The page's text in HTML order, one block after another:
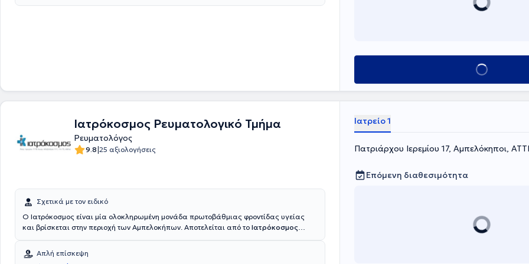
Κλείσε ραντεβού
Ιατρόκοσμος Ρευματολογικό Τμήμα
Ρευματολόγος
9.8|25 αξιολογήσεις
Σχετικά με τον ειδικό
Ο Ιατρόκοσμος είναι μία ολοκληρωμένη μονάδα πρωτοβάθμιας φροντίδας υγείας
και βρίσκεται στην περιοχή των Αμπελοκήπων. Αποτελείται από το Ιατρόκοσμος
επιστημονικό προσωπικό και εξοπλισμένο με σύγχρονης τεχνολογίας ιατρικά
μηχανήματα. Σκοπός του κέντρου είναι να καταφέρει να δώσει τη λύση που ο κάθε
Απλή επίσκεψη
Ιατρείο 1
Πατριάρχου Ιερεμίου 17, Αμπελόκηποι,
Επόμενη διαθεσιμότητα